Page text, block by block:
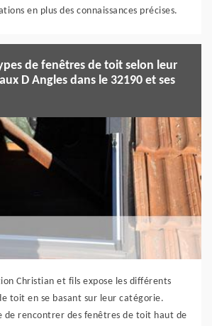
en plus des connaissances précises.
de fenêtres de toit selon leur
D Angles dans le 32190 et ses
Christian et fils expose les différents
toit en se basant sur leur catégorie.
de rencontrer des fenêtres de toit haut de